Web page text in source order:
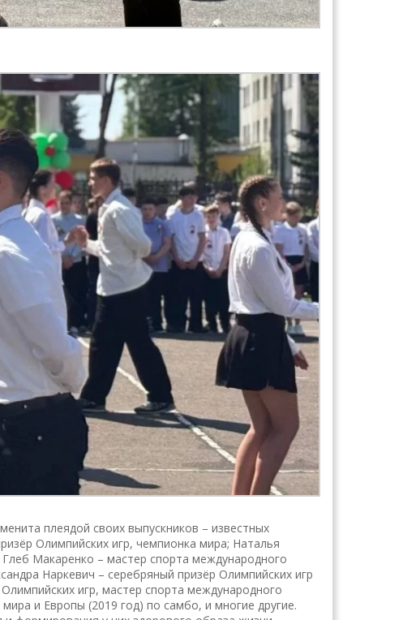
плеядой своих выпускников – известных
Олимпийских игр, чемпионка мира; Наталья
Макаренко – мастер спорта международного
Наркевич – серебряный призёр Олимпийских игр
игр, мастер спорта международного
и Европы (2019 год) по самбо, и многие другие.